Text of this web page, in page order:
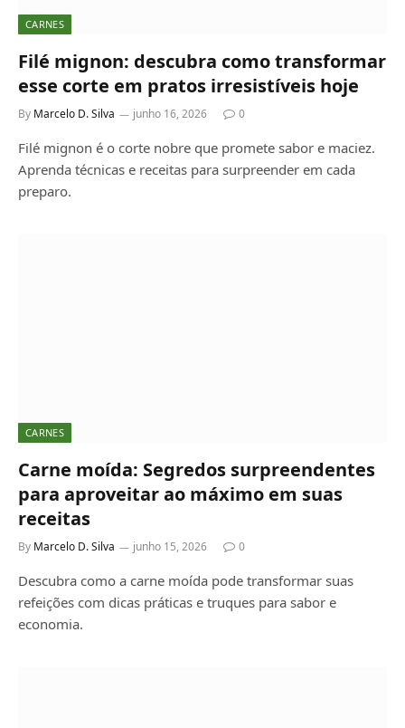
CARNES
Filé mignon: descubra como transformar
esse corte em pratos irresistíveis hoje
By Marcelo D. Silva junho 16, 2026 0
Filé mignon é o corte nobre que promete sabor e maciez.
Aprenda técnicas e receitas para surpreender em cada
preparo.
CARNES
Carne moída: Segredos surpreendentes
para aproveitar ao máximo em suas
receitas
By Marcelo D. Silva junho 15, 2026 0
Descubra como a carne moída pode transformar suas
refeições com dicas práticas e truques para sabor e
economia.